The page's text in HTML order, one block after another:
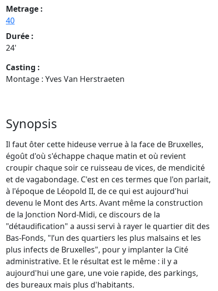
Metrage :
40
Durée :
24'
Casting :
Montage : Yves Van Herstraeten
Synopsis
Il faut ôter cette hideuse verrue à la face de Bruxelles,
égoût d'où s'échappe chaque matin et où revient
croupir chaque soir ce ruisseau de vices, de mendicité
et de vagabondage. C'est en ces termes que l'on parlait,
à l'époque de Léopold II, de ce qui est aujourd'hui
devenu le Mont des Arts. Avant même la construction
de la Jonction Nord-Midi, ce discours de la
"détaudification" a aussi servi à rayer le quartier dit des
Bas-Fonds, "l’un des quartiers les plus malsains et les
plus infects de Bruxelles", pour y implanter la Cité
administrative. Et le résultat est le même : il y a
aujourd'hui une gare, une voie rapide, des parkings,
des bureaux mais plus d'habitants.